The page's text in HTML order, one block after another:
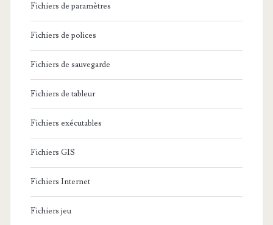
Fichiers de paramètres
Fichiers de polices
Fichiers de sauvegarde
Fichiers de tableur
Fichiers exécutables
Fichiers GIS
Fichiers Internet
Fichiers jeu